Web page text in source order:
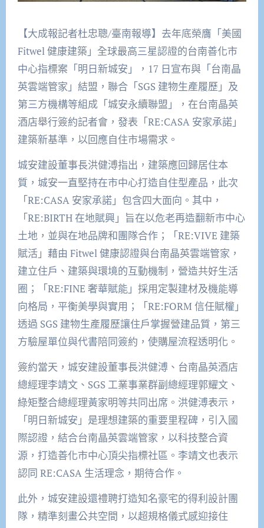
【大成報記者杜忠聰/臺南報導】去年底榮膺「美國
Fitwel 健康建築」全球最高三星認證的台南善化市
中心指標案「明日新城安」，17 日宣布與「台南晶
英雲端管家」結盟，聯合「SGS 建物生產履歷」及
第三方機構等組成「城安永續聯盟」，在台南晶英
酒店舉行簽約記者會，發表「RE:CASA 安家承諾」
建築新基準，以回應自住市場需求。
城安建設董事長洪健溥指出，建築應回歸居住本
質，城安一直堅持在市中心打造自住型產品，此次
「RE:CASA 安家承諾」包含四大面向。其中，
「RE:BIRTH 在地賦興」旨在以危老再造翻新市中心
土地，並與在地品牌和團隊合作；「RE:VIVE 建築
賦活」藉由 Fitwel 健康認證與台南晶英雲端管家，
建立住戶、建築與環境的互動機制，營造共好生活
圈；「RE:FINE 奢華賦能」採用定製建材及機能導
向格局，平衡美學與實用；「RE:FORM 信任賦權」
透過 SGS 建物生產履歷讓住戶掌握營建品質，第三
方驗屋單位與代書陪同簽約，使購屋流程透明化。
簽約當天，城安建設董事長洪健溥、台南晶英酒店
總經理李靖文、SGS 工業事業群副總經理郭耀文、
綠矩整合總經理黃家明等共同出席。洪健溥表示，
「明日新城安」是理想建築的重要里程碑，引入國
際認證，結合台南晶英雲端管家，以科技整合資
源，打造善化市中心頂尖指標社區。李靖文也表示
認同 RE:CASA 生活理念，期待合作。
此外，城安建設還禮聘打造知名豪宅的得利設計團
隊，精準刻畫公共空間，以超規格儀式感迎接住